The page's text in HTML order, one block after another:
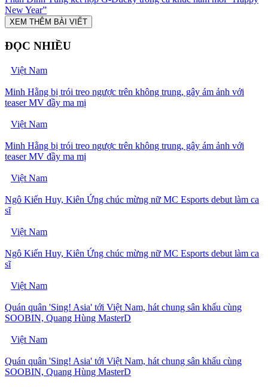
New Year”
XEM THÊM BÀI VIẾT
ĐỌC NHIỀU
Việt Nam
Minh Hằng bị trói treo ngược trên không trung, gây ám ảnh với
teaser MV đầy ma mị
Việt Nam
Minh Hằng bị trói treo ngược trên không trung, gây ám ảnh với
teaser MV đầy ma mị
Việt Nam
Ngô Kiến Huy, Kiên Ứng chúc mừng nữ MC Esports debut làm ca
sĩ
Việt Nam
Ngô Kiến Huy, Kiên Ứng chúc mừng nữ MC Esports debut làm ca
sĩ
Việt Nam
Quán quân 'Sing! Asia' tới Việt Nam, hát chung sân khấu cùng
SOOBIN, Quang Hùng MasterD
Việt Nam
Quán quân 'Sing! Asia' tới Việt Nam, hát chung sân khấu cùng
SOOBIN, Quang Hùng MasterD